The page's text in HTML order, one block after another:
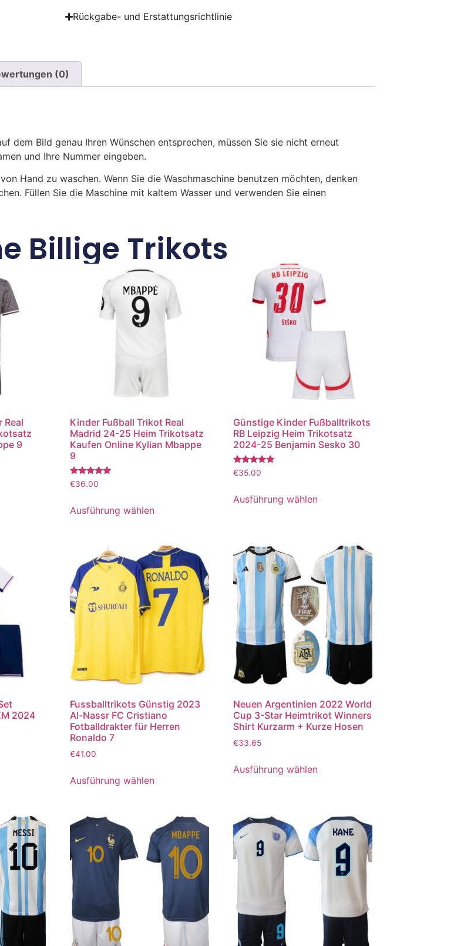
Rückgabe- und Erstattungsrichtlinie
(0)
dem Bild genau Ihren Wünschen entsprechen, müssen Sie sie nicht erneut
und Ihre Nummer eingeben.
Hand zu waschen. Wenn Sie die Waschmaschine benutzen möchten, denken
Füllen Sie die Maschine mit kaltem Wasser und verwenden Sie einen
Billige Trikots
Real
9
Kinder Fußball Trikot Real
Madrid 24-25 Heim Trikotsatz
Kaufen Online Kylian Mbappe
9
Bewertet
mit
von 5
€36.00
Ausführung wählen
Günstige Kinder Fußballtrikots
RB Leipzig Heim Trikotsatz
2024-25 Benjamin Sesko 30
Bewertet
mit
von 5
€35.00
Ausführung wählen
2024
Fussballtrikots Günstig 2023
Al-Nassr FC Cristiano
Fotballdrakter für Herren
Ronaldo 7
€41.00
Ausführung wählen
Neuen Argentinien 2022 World
Cup 3-Star Heimtrikot Winners
Shirt Kurzarm + Kurze Hosen
€33.65
Ausführung wählen